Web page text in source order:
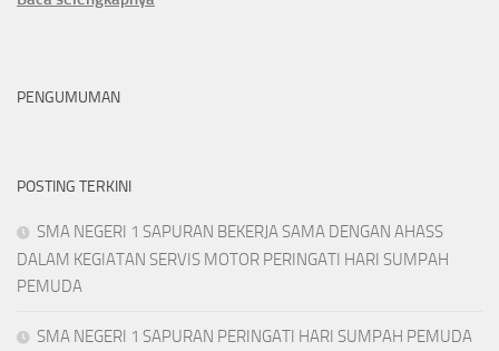
PENGUMUMAN
POSTING TERKINI
SMA NEGERI 1 SAPURAN BEKERJA SAMA DENGAN AHASS
DALAM KEGIATAN SERVIS MOTOR PERINGATI HARI SUMPAH
PEMUDA
SMA NEGERI 1 SAPURAN PERINGATI HARI SUMPAH PEMUDA